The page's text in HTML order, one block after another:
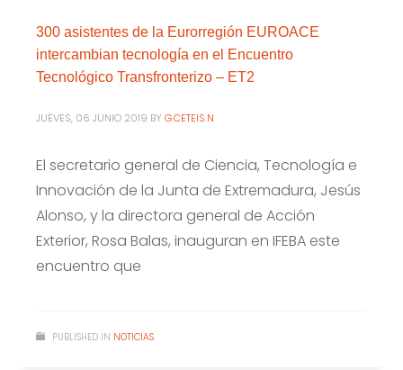
300 asistentes de la Eurorregión EUROACE
intercambian tecnología en el Encuentro
Tecnológico Transfronterizo – ET2
JUEVES, 06 JUNIO 2019 BY G.CETEIS.N
El secretario general de Ciencia, Tecnología e
Innovación de la Junta de Extremadura, Jesús
Alonso, y la directora general de Acción
Exterior, Rosa Balas, inauguran en IFEBA este
encuentro que
PUBLISHED IN NOTICIAS